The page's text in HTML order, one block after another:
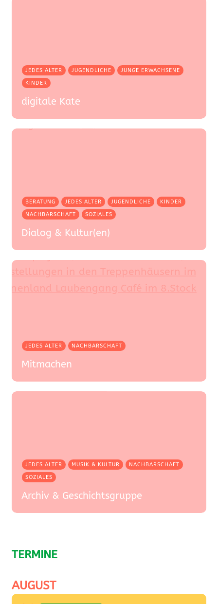
JEDES ALTER JUGENDLICHE
JUNGE ERWACHSENE
KINDER
digitale Kate
BERATUNG JEDES ALTER JUGENDLICHE
KINDER
NACHBARSCHAFT
SOZIALES
Dialog & Kultur(en)
JEDES ALTER NACHBARSCHAFT
Mitmachen
JEDES ALTER MUSIK & KULTUR
NACHBARSCHAFT
SOZIALES
Archiv & Geschichtsgruppe
TERMINE
AUGUST